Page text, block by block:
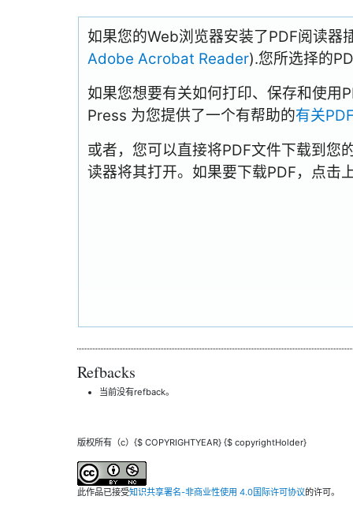
如果您的Web浏览器安装了PDF阅读器
Adobe Acrobat Reader).您所选择的
如果您想要有关如何打印、保存和使用
Press 为您提供了一个有帮助的有关
或者，您可以直接将PDF文件下载到您
读器将其打开。如果要下载PDF，点击
Refbacks
当前没有refback。
版权所有（c）{$ COPYRIGHTYEAR} {$ copyrightHolder}
此作品已接受知识共享署名-非商业性使用 4.0国际许可协议的许可。